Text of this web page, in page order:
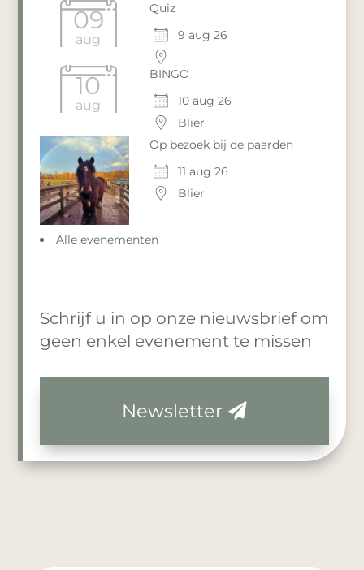
09
aug
Quiz
9 aug 26
10
aug
BINGO
10 aug 26
Blier
Op bezoek bij de paarden
11 aug 26
Blier
Alle evenementen
Schrijf u in op onze nieuwsbrief om
geen enkel evenement te missen
Newsletter